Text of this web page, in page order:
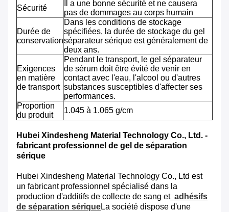
Sécurité
Il a une bonne sécurité et ne causera
pas de dommages au corps humain
Durée de
conservation
Dans les conditions de stockage
spécifiées, la durée de stockage du gel
séparateur sérique est généralement de
deux ans.
Exigences
en matière
de transport
Pendant le transport, le gel séparateur
de sérum doit être évité de venir en
contact avec l'eau, l'alcool ou d'autres
substances susceptibles d'affecter ses
performances.
Proportion
du produit
1.045 à 1.065 g/cm
Hubei Xindesheng Material Technology Co., Ltd. -
fabricant professionnel de gel de séparation
sérique
Hubei Xindesheng Material Technology Co., Ltd est
un fabricant professionnel spécialisé dans la
production d'additifs de collecte de sang et adhésifs
de séparation sériqueLa société dispose d'une